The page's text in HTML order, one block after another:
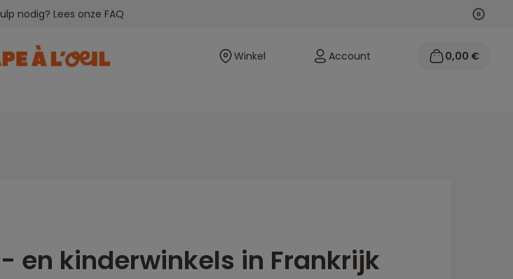
nodig? Lees onze FAQ Vorige
Winkel Account 0,00 €
en kinderwinkels in Frankrijk